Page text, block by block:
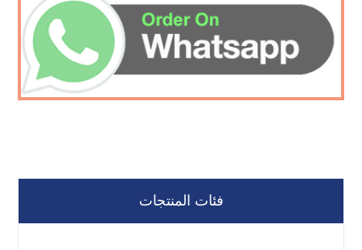
فئات المنتجات